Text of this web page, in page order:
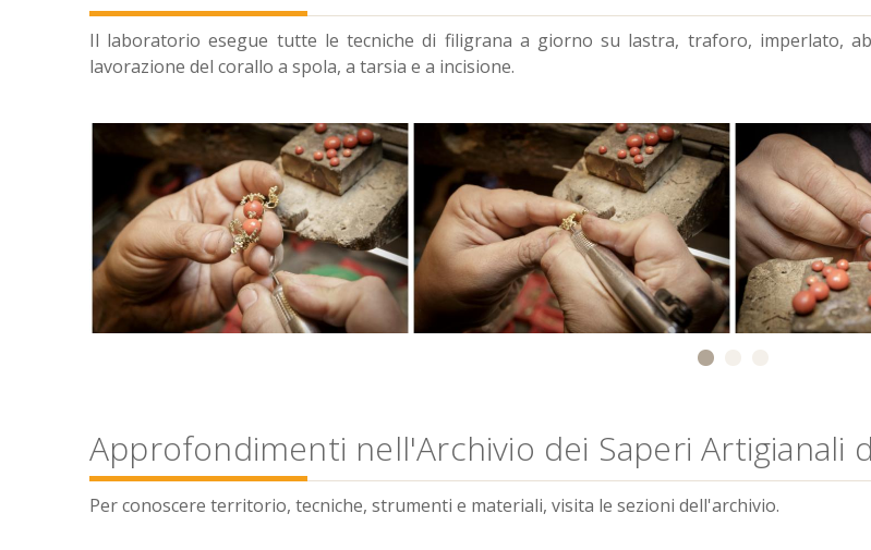
Il laboratorio esegue tutte le tecniche di filigrana a giorno su lastra, traforo, imperlato,
lavorazione del corallo a spola, a tarsia e a incisione.
Approfondimenti nell'Archivio dei Saperi Artigianali
Per conoscere territorio, tecniche, strumenti e materiali, visita le sezioni dell'archivio.